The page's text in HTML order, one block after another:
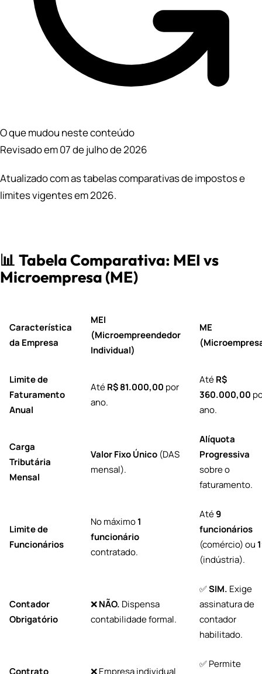
O que mudou neste conteúdo
Revisado em 07 de julho de 2026
Atualizado com as tabelas comparativas de impostos e
limites vigentes em 2026.
📊 Tabela Comparativa: MEI vs
Microempresa (ME)
Característica
da Empresa
MEI
(Microempreendedor
Individual)
ME
Limite de
Faturamento
Anual
AtéR$ 81.000,00 por
ano.
AtéR$
360.000,00
ano.
Carga
Tributária
Mensal
Valor Fixo Único (DAS
mensal).
Alíquota
Progressiva
sobre o
faturamento.
Limite de
Funcionários
No máximo1
funcionário
contratado.
Até9
funcionários
(comércio) ou
(indústria).
Contador
Obrigatório
❌NÃO. Dispensa
contabilidade formal.
✅SIM. Exige
assinatura de
contador
habilitado.
Contrato ❌ Empresa individual
✅ Permite